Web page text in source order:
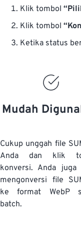
Klik tombol
Klik tombol
Ketika status
Mudah
Cukup unggah file
Anda dan klik
konversi. Anda juga
mengonversi file
ke format WebP
batch.